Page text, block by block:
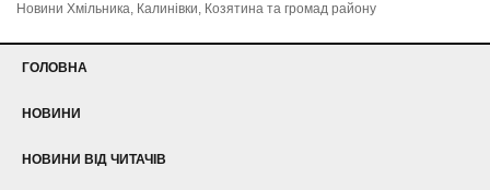
Новини Хмільника, Калинівки, Козятина та громад району
ГОЛОВНА
НОВИНИ
НОВИНИ ВІД ЧИТАЧІВ